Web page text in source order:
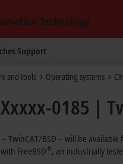
Support
and tools Operating systems
0185 |
TwinCAT/BSD – will be
FreeBSD®, an industrially